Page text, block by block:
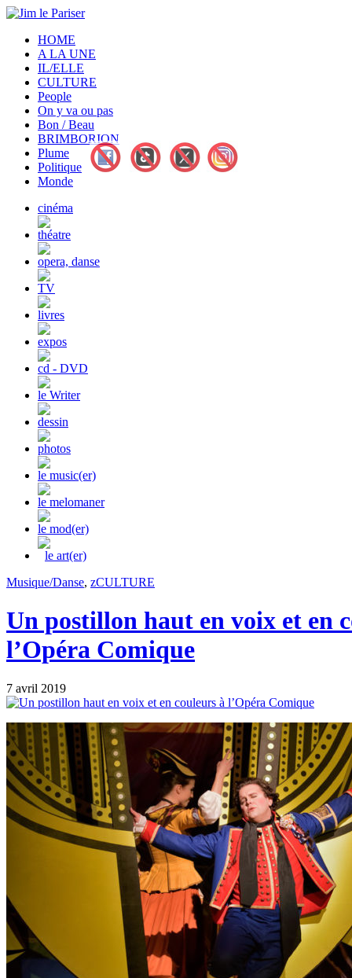
HOME
A LA UNE
IL/ELLE
CULTURE
People
On y va ou pas
Bon / Beau
BRIMBORION
Plume
Politique
Monde
cinéma
théatre
opera, danse
TV
livres
expos
cd - DVD
le Writer
dessin
photos
le music(er)
le melomaner
le mod(er)
le art(er)
Musique/Danse, zCULTURE
Un postillon haut en voix et en
l’Opéra Comique
7 avril 2019